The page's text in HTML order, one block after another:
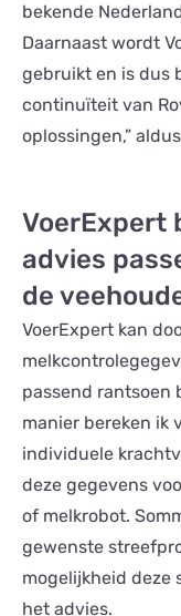
bekende
Daarnaast wordt
gebruikt en is dus
continuïteit van
oplossingen,”
VoerExpert
advies
de
VoerExpert kan
passend rantsoen
manier bereken ik
individuele
deze gegevens
of melkrobot.
gewenste
mogelijkheid deze
het advies.